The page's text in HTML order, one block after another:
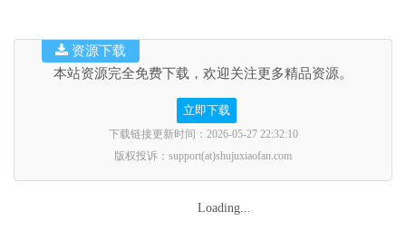
本站资源完全免费下载，欢迎关注更多精品资源。
立即下载
下载链接更新时间：2026-05-27 22:32:10
版权投诉：support(at)shujuxiaofan.com
资源下载
Loading...